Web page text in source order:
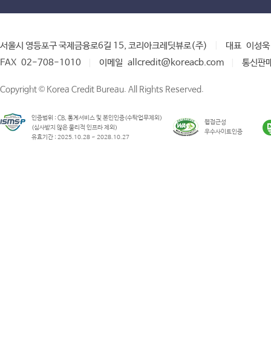
서울시 영등포구 국제금융로6길 15, 코리아크레딧뷰로(주) 대표 이성욱
FAX 02-708-1010 이메일 allcredit@koreacb.com 통신판
Copyright © Korea Credit Bureau. All Rights Reserved.
인증범위 : CB, 통계서비스 및 본인인증(수탁업무제외)
(심사받지 않은 물리적 인프라 제외)
유효기간 : 2025.10.28 ~ 2028.10.27
웹접근성
우수사이트인증